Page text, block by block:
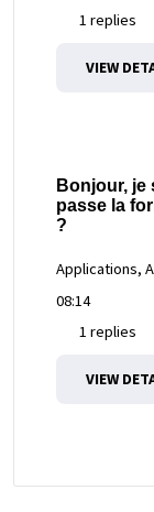
1 replies
VIEW
Bonjour, je
passe la
?
Applications,
08:14
1 replies
VIEW